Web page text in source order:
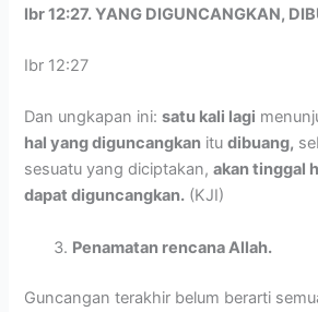
Ibr 12:27. YANG DIGUNCANGKAN,
Ibr 12:27
Dan ungkapan ini:satu kali lagi
hal yang diguncangkan itudibuang,
sesuatu yang diciptakan,akan tinggal
dapat diguncangkan. (KJI)
Penamatan rencana Allah.
Guncangan terakhir belum berarti